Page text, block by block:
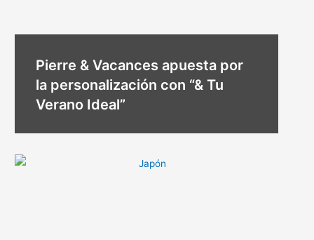
Pierre & Vacances apuesta por
la personalización con “& Tu
Verano Ideal”